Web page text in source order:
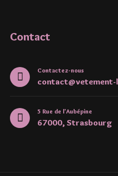
Contact
Contactez-nous
5 Rue de l'Aubépine
67000, Strasbourg